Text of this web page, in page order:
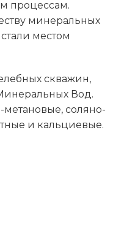
процессам.
минеральных
местом
скважин,
Вод.
соляно-
и кальциевые.